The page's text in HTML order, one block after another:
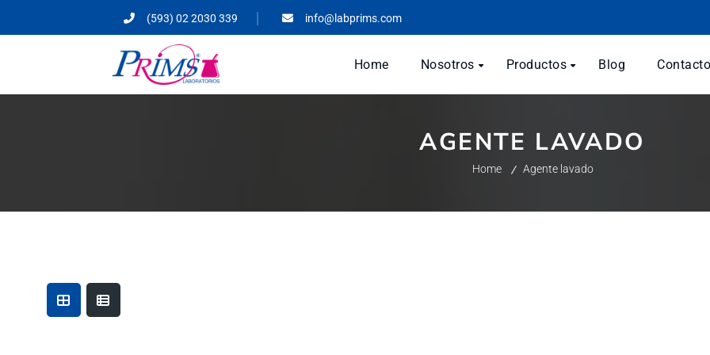
(593) 02 2030 339 info@labprims.com
Home Nosotros Productos Blog
AGENTE LAVADO
Home Agente lavado